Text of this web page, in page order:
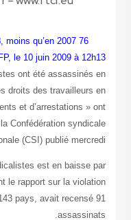
PARIS
raison de
2008, et «
eu lieu,
Le
rapport à
des